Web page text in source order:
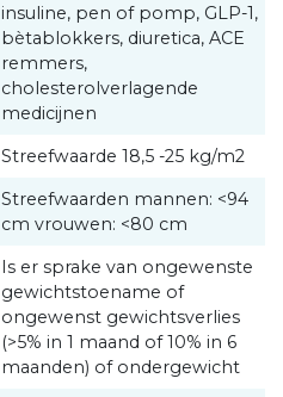
insuline, pen of pomp, GLP-1,
bètablokkers, diuretica, ACE
remmers,
cholesterolverlagende
medicijnen
Streefwaarde 18,5 -25 kg/m2
Streefwaarden mannen: <94
cm vrouwen: <80 cm
Is er sprake van ongewenste
gewichtstoename of
ongewenst gewichtsverlies
(>5% in 1 maand of 10% in 6
maanden) of ondergewicht